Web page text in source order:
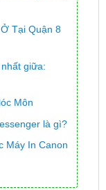
Tại Quận 8
giữa:
Môn
là gì?
Máy In Canon